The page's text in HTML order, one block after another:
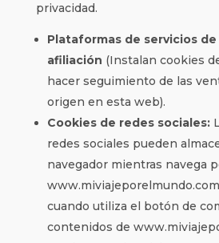
privacidad.
Plataformas de servicios de
afiliación (Instalan cookies
hacer seguimiento de las
origen en esta web).
Cookies de redes sociales:
redes sociales pueden
navegador mientras navega
cuando utiliza el botón de
contenidos de